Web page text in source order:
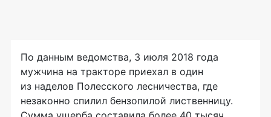
По данным ведомства, 3 июля 2018 года
мужчина на тракторе приехал в один
из наделов Полесского лесничества, где
незаконно спилил бензопилой лиственницу.